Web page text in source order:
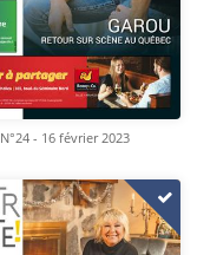
N°24 - 16 février 2023